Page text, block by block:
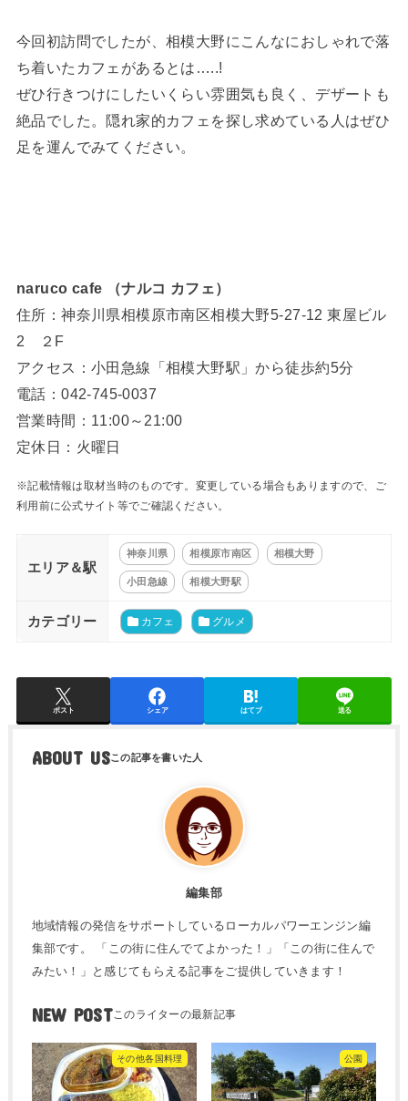
今回初訪問でしたが、相模大野にこんなにおしゃれで落
ち着いたカフェがあるとは…..!
ぜひ行きつけにしたいくらい雰囲気も良く、デザートも
絶品でした。隠れ家的カフェを探し求めている人はぜひ
足を運んでみてください。
naruco cafe （ナルコ カフェ）
住所：神奈川県相模原市南区相模大野5-27-12 東屋ビル
2 ２F
アクセス：小田急線「相模大野駅」から徒歩約5分
電話：042-745-0037
営業時間：11:00～21:00
定休日：火曜日
※記載情報は取材当時のものです。変更している場合もありますので、ご
利用前に公式サイト等でご確認ください。
エリア＆駅
神奈川県 相模原市南区 相模大野
小田急線 相模大野駅
カテゴリー カフェ グルメ
ポスト シェア はてブ 送る
ABOUT US
編集部
地域情報の発信をサポートしているローカルパワーエンジン編
集部です。 「この街に住んでてよかった！」「この街に住んで
みたい！」と感じてもらえる記事をご提供していきます！
NEW POST
その他各国料理 公園